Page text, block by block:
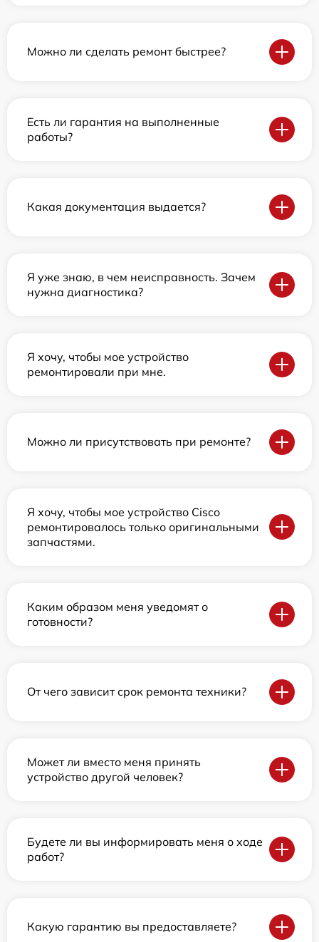
Можно ли сделать ремонт быстрее?
Есть ли гарантия на выполненные
работы?
Какая документация выдается?
Я уже знаю, в чем неисправность. Зачем
нужна диагностика?
Я хочу, чтобы мое устройство
ремонтировали при мне.
Можно ли присутствовать при ремонте?
Я хочу, чтобы мое устройство Cisco
ремонтировалось только оригинальными
запчастями.
Каким образом меня уведомят о
готовности?
От чего зависит срок ремонта техники?
Может ли вместо меня принять
устройство другой человек?
Будете ли вы информировать меня о ходе
работ?
Какую гарантию вы предоставляете?